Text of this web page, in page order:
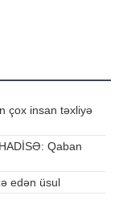
çox insan təxliyə
Qaban
edən üsul